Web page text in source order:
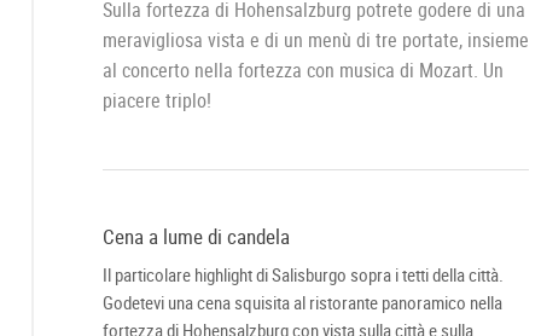
Sulla fortezza di Hohensalzburg potrete godere di una
meravigliosa vista e di un menù di tre portate, insieme
al concerto nella fortezza con musica di Mozart. Un
piacere triplo!
Cena a lume di candela
Il particolare highlight di Salisburgo sopra i tetti della città.
Godetevi una cena squisita al ristorante panoramico nella
fortezza di Hohensalzburg con vista sulla città e sulla